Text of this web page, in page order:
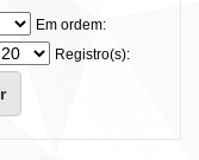
Em ordem:
Registro(s):